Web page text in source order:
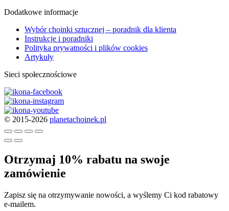
Dodatkowe informacje
Wybór choinki sztucznej – poradnik dla klienta
Instrukcje i poradniki
Polityka prywatności i plików cookies
Artykuły
Sieci społecznościowe
© 2015-2026 planetachoinek.pl
Otrzymaj 10% rabatu na swoje
zamówienie
Zapisz się na otrzymywanie nowości, a wyślemy Ci kod rabatowy
e-mailem.